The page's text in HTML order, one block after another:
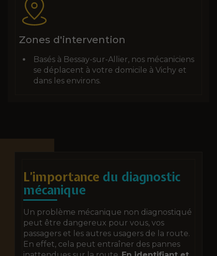
Zones d'intervention
Basés à Bessay-sur-Allier, nos mécaniciens
se déplacent à votre domicile à Vichy et
dans les environs.
L’importance du diagnostic
mécanique
Un problème mécanique non diagnostiqué
peut être dangereux pour vous, vos
passagers et les autres usagers de la route.
En effet, cela peut entraîner des pannes